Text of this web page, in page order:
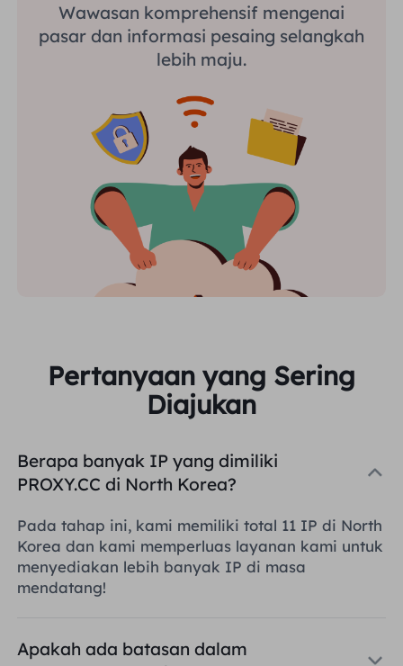
Wawasan komprehensif mengenai
pasar dan informasi pesaing selangkah
lebih maju.
Pertanyaan yang Sering
Diajukan
Berapa banyak IP yang dimiliki
PROXY.CC di North Korea?
Pada tahap ini, kami memiliki total 11 IP di North
Korea dan kami memperluas layanan kami untuk
menyediakan lebih banyak IP di masa
mendatang!
Apakah ada batasan dalam